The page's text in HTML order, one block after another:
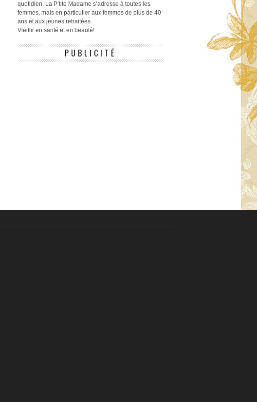
quotidien. La P’tite Madame s’adresse à toutes les
femmes, mais en particulier aux femmes de plus de 40
ans et aux jeunes retraitées.
Vieillir en santé et en beauté!
PUBLICITÉ